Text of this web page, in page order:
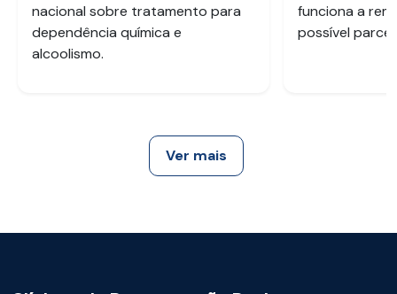
nacional sobre tratamento para
dependência química e
alcoolismo.
funciona a
possível
Ver mais